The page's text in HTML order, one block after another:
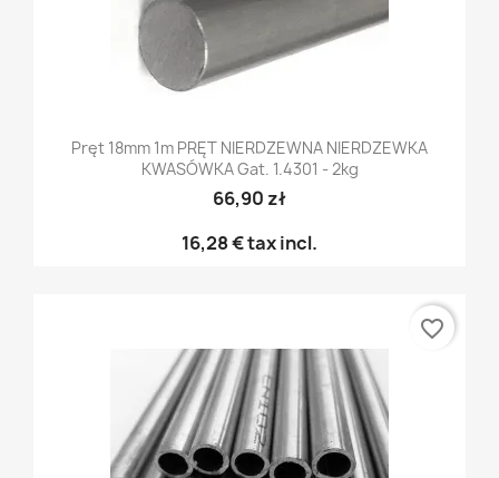
Pręt 18mm 1m PRĘT NIERDZEWNA NIERDZEWKA
KWASÓWKA Gat. 1.4301 - 2kg
66,90 zł
16,28 €tax incl.
favorite_border